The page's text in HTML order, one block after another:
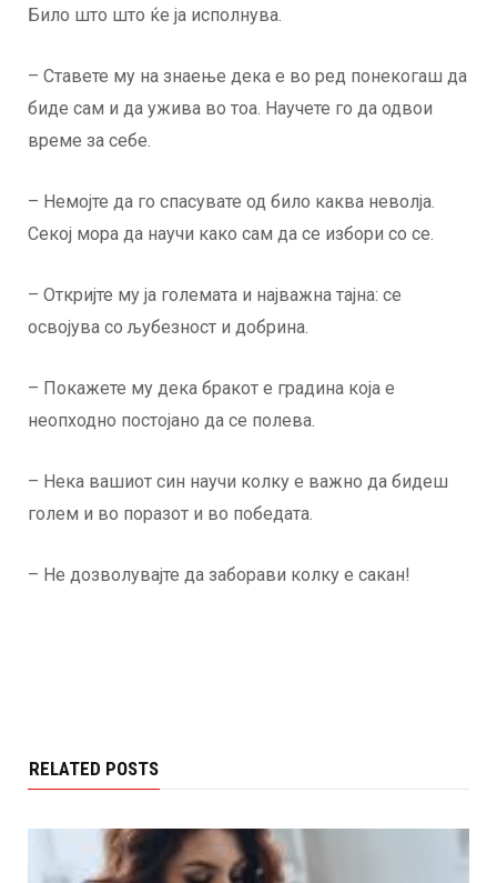
Било што што ќе ја исполнува.
– Ставете му на знаење дека е во ред понекогаш да
биде сам и да ужива во тоа. Научете го да одвои
време за себе.
– Немојте да го спасувате од било каква неволја.
Секој мора да научи како сам да се избори со се.
– Откријте му ја големата и најважна тајна: се
освојува со љубезност и добрина.
– Покажете му дека бракот е градина која е
неопходно постојано да се полева.
– Нека вашиот син научи колку е важно да бидеш
голем и во поразот и во победата.
– Не дозволувајте да заборави колку е сакан!
RELATED POSTS